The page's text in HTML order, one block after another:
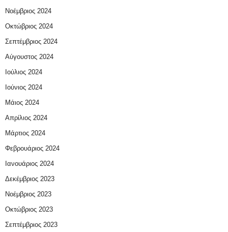
Νοέμβριος 2024
Οκτώβριος 2024
Σεπτέμβριος 2024
Αύγουστος 2024
Ιούλιος 2024
Ιούνιος 2024
Μάιος 2024
Απρίλιος 2024
Μάρτιος 2024
Φεβρουάριος 2024
Ιανουάριος 2024
Δεκέμβριος 2023
Νοέμβριος 2023
Οκτώβριος 2023
Σεπτέμβριος 2023